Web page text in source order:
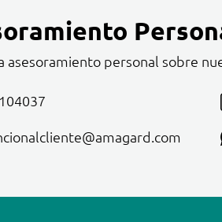
asesoramiento personal sobre